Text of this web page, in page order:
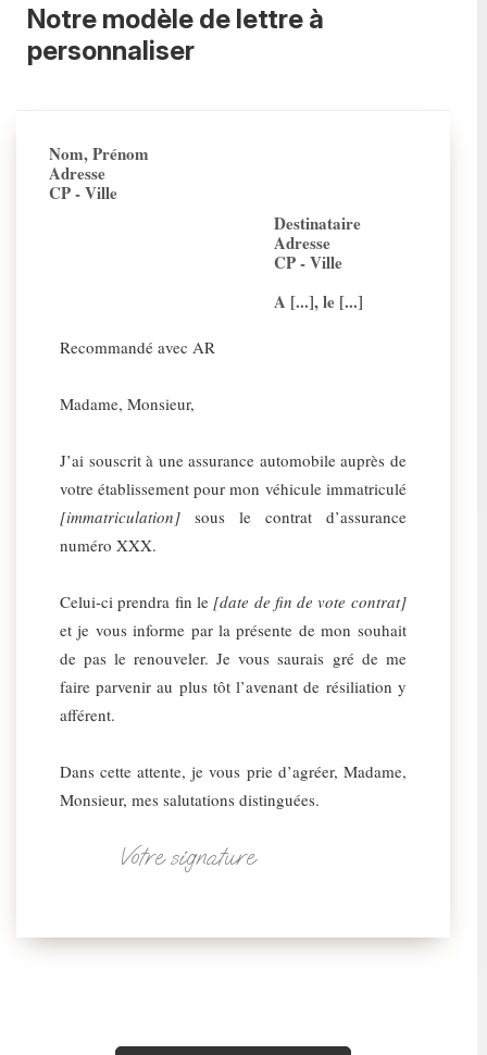
Notre modèle de lettre à
personnaliser
Nom, Prénom
Adresse
CP - Ville
Destinataire
Adresse
CP - Ville
A [...], le [...]
Recommandé avec AR
Madame, Monsieur,
J’ai souscrit à une assurance automobile auprès de
votre établissement pour mon véhicule immatriculé
[immatriculation] sous le contrat d’assurance
numéro XXX.
Celui-ci prendra fin le [date de fin de vote contrat]
et je vous informe par la présente de mon souhait
de pas le renouveler. Je vous saurais gré de me
faire parvenir au plus tôt l’avenant de résiliation y
afférent.
Dans cette attente, je vous prie d’agréer, Madame,
Monsieur, mes salutations distinguées.
Votre signature